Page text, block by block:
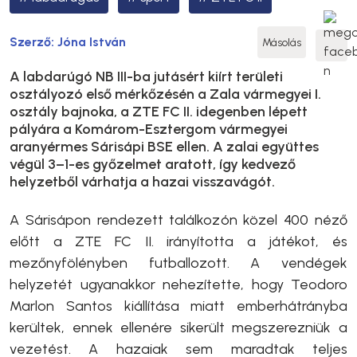
Szerző: Jóna István Másolás
A labdarúgó NB III-ba jutásért kiírt területi
osztályozó első mérkőzésén a Zala vármegyei I.
osztály bajnoka, a ZTE FC II. idegenben lépett
pályára a Komárom-Esztergom vármegyei
aranyérmes Sárisápi BSE ellen. A zalai együttes
végül 3–1-es győzelmet aratott, így kedvező
helyzetből várhatja a hazai visszavágót.
A Sárisápon rendezett találkozón közel 400 néző
előtt a ZTE FC II. irányította a játékot, és
mezőnyfölényben futballozott. A vendégek
helyzetét ugyanakkor nehezítette, hogy Teodoro
Marlon Santos kiállítása miatt emberhátrányba
kerültek, ennek ellenére sikerült megszerezniük a
vezetést. A hazaiak sem maradtak teljes